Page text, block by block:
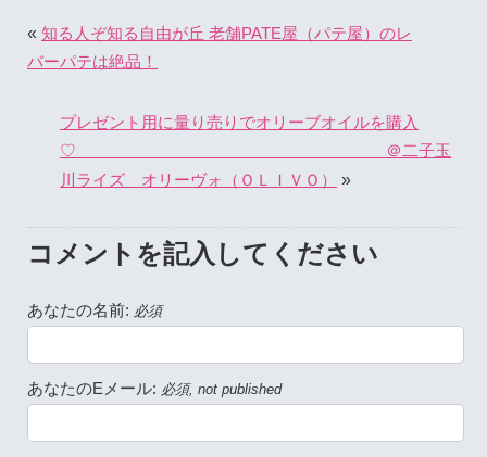
« 知る人ぞ知る自由が丘 老舗PATE屋（パテ屋）のレ
バーパテは絶品！
プレゼント用に量り売りでオリーブオイルを購入
♡ ＠二子玉
川ライズ オリーヴォ（ＯＬＩＶＯ）
»
コメントを記入してください
あなたの名前: 必須
あなたのEメール: 必須, not published